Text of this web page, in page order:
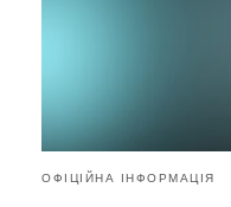
ОФІЦІЙНА ІНФОРМАЦІЯ